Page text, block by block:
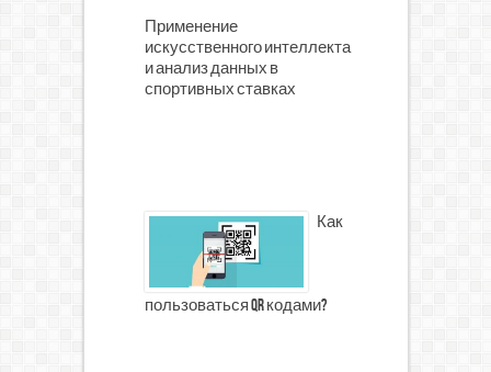
Применение
искусственного интеллекта
и анализ данных в
спортивных ставках
Как
пользоваться qr кодами?